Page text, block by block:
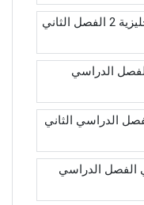
اختبار نصوص جغرافية باللغة الانجليزية 2 الفصل الثاني
الدراسي
الدراسي الثاني
الفصل الدراسي